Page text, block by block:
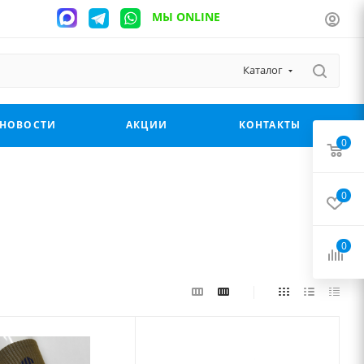
МЫ ONLINE
Каталог
АКЦИИ
КОНТАКТЫ
0
0
0